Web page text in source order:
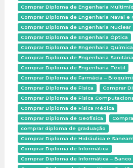
Comprar Diploma de Engenharia
Comprar Diploma de Engenharia Naval e
Comprar Diploma de Engenharia Nuclear
Comprar Diploma de Engenharia Óptica
Comprar Diploma de Engenharia Química
Comprar Diploma de Engenharia Sanitária
Comprar Diploma de Engenharia Têxtil
Comprar Diploma de Farmácia –
Comprar Diploma de Física
Comprar
Comprar Diploma de Física
Comprar Diploma de Física Médica
Comprar Diploma de Geofísica
comprar diploma de graduação
Comprar Diploma de Hidráulica e
Comprar Diploma de Informática
Comprar Diploma de Informática –